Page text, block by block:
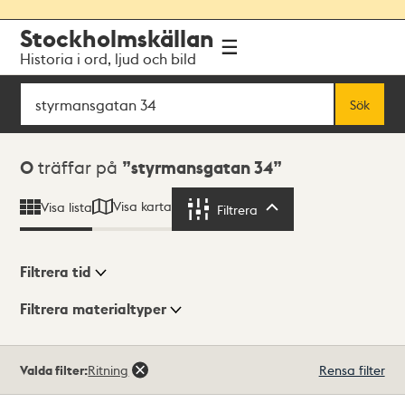
navigationen
huvudinnehållet
Stockholmskällan
Historia i ord, ljud och bild
Sök
Sök
Sökresultat
0 träffar på styrmansgatan 34
Visa lista Visa karta Filtrera
Visningsläge
Filtrera tid
Filtrera materialtyper
träffar
Valda filter:Ritning Rensa filter